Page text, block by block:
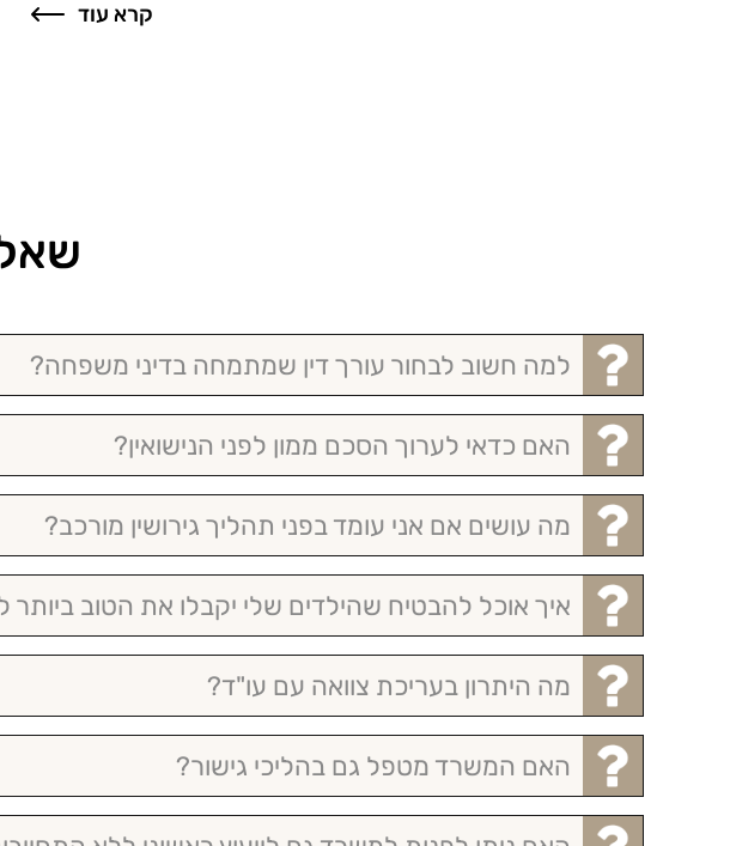
קרא עוד
למה חשוב לבחור עורך דין שמתמחה בדיני משפחה?
האם כדאי לערוך הסכם ממון לפני הנישואין?
מה עושים אם אני עומד בפני תהליך גירושין מורכב?
איך אוכל להבטיח שהילדים שלי יקבלו את הטוב ביותר
מה היתרון בעריכת צוואה עם עו"ד?
האם המשרד מטפל גם בהליכי גישור?